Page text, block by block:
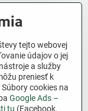
len
prácu a
tejto webovej
údajov o jej
a služby
preniesť k
cookies na
Google Ads –
tu (Facebook,